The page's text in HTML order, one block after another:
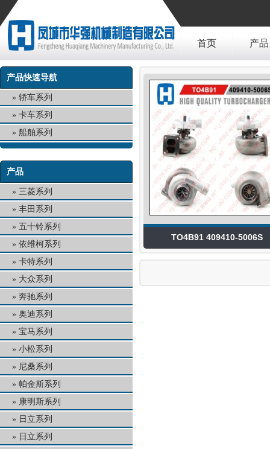
首页 产品
产品快速导航
轿车系列
卡车系列
船舶系列
产品
三菱系列
丰田系列
五十铃系列
依维柯系列
卡特系列
大众系列
奔驰系列
奥迪系列
宝马系列
小松系列
尼桑系列
帕金斯系列
康明斯系列
日立系列
日立系列
TO4B91 409410-5006S